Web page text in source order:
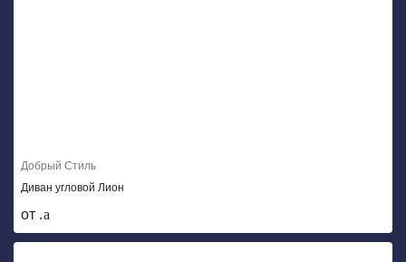
Добрый Стиль
Диван угловой Лион
от .